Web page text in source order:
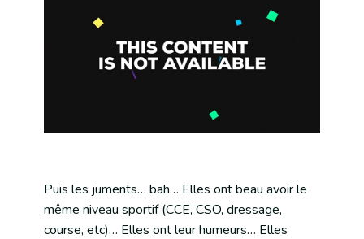
Puis les juments… bah… Elles ont beau avoir le
même niveau sportif (CCE, CSO, dressage,
course, etc)… Elles ont leur humeurs… Elles